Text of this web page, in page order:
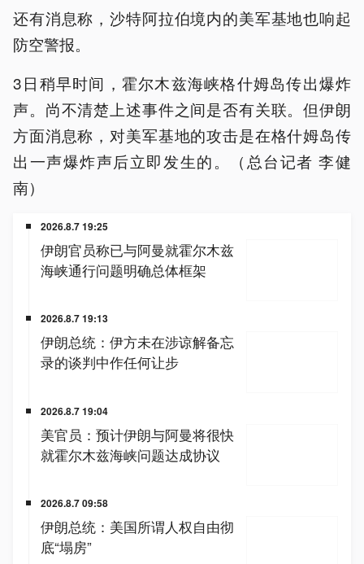
还有消息称，沙特阿拉伯境内的美军基地也响起
防空警报。
3日稍早时间，霍尔木兹海峡格什姆岛传出爆炸
声。尚不清楚上述事件之间是否有关联。但伊朗
方面消息称，对美军基地的攻击是在格什姆岛传
出一声爆炸声后立即发生的。（总台记者 李健
南）